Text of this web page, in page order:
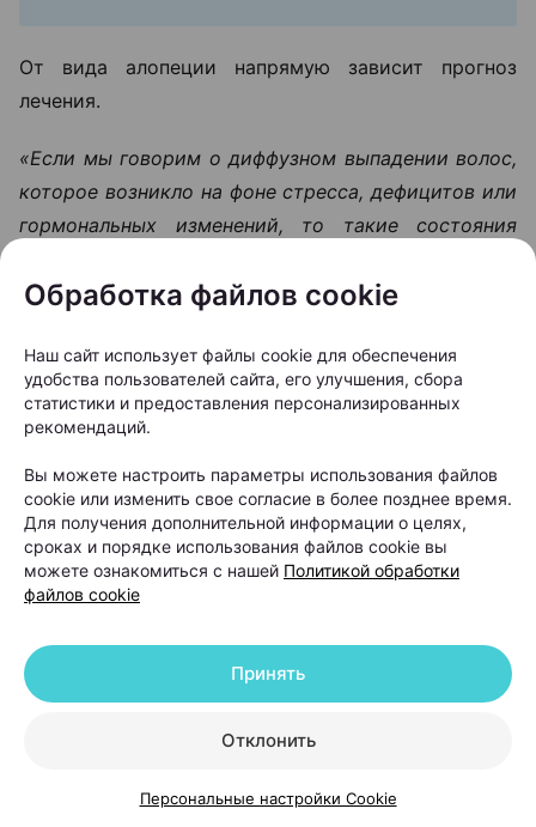
От вида алопеции напрямую зависит прогноз
лечения.
«Если мы говорим о диффузном выпадении волос,
которое возникло на фоне стресса, дефицитов или
гормональных изменений, то такие состояния
устранения причины и курса лечения волосы
Ольга Кудаленкина.
С очаговой алопецией ситуация сложнее,
процессами. Тем не менее современные методы
лечения позволяют улучшить состояние волос и в
ряде случаев способствуют восстановлению их
роста.
Обработка файлов cookie
Наш сайт использует файлы cookie для обеспечения
удобства пользователей сайта, его улучшения, сбора
статистики и предоставления персонализированных
рекомендаций.
Вы можете настроить параметры использования файлов
cookie или изменить свое согласие в более позднее время.
Для получения дополнительной информации о целях,
сроках и порядке использования файлов cookie вы
можете ознакомиться с нашей Политикой обработки
файлов cookie
Отклонить
Принять
Персональные настройки Cookie